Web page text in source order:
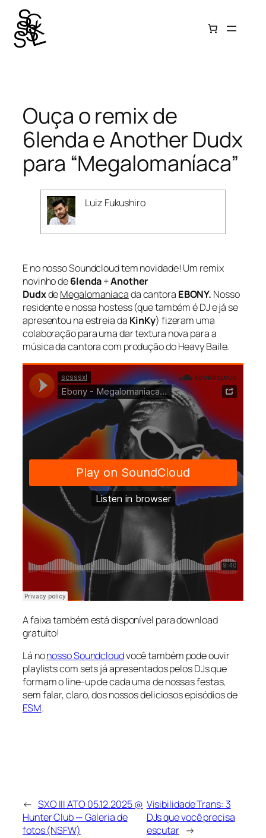
Pular
para
conteúdo
Ouça o remix de
6lenda e Another Dudx
para “Megalomaníaca”
Luiz Fukushiro
E no nosso Soundcloud tem novidade! Um remix
novinho de6lenda+Another
DudxdeMegalomaníacada cantora EBONY. Nosso
residente e nossa hostess (que também é DJ e já se
apresentou na estreia da KinKy) fizeram uma
colaboração para uma dar textura nova para a
música da cantora com produção do Heavy Baile.
A faixa também está disponível para download
gratuito!
Lá nonosso Soundcloudvocê também pode ouvir
playlists com sets já apresentados pelos DJs que
formam o line-up de cada uma de nossas festas,
sem falar, claro, dos nossos deliciosos episódios de
ESM.
← SXO III ATO 05.12.2025 @
Hunter Club — Galeria de
fotos (NSFW)
Visibilidade Trans: 3
DJs que você precisa
escutar →